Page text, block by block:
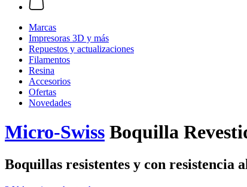
Marcas
Impresoras 3D y más
Repuestos y actualizaciones
Filamentos
Resina
Accesorios
Ofertas
Novedades
Micro-Swiss Boquilla
Boquillas resistentes y con resistencia